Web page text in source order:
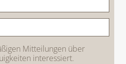
Mitteilungen über
interessiert.